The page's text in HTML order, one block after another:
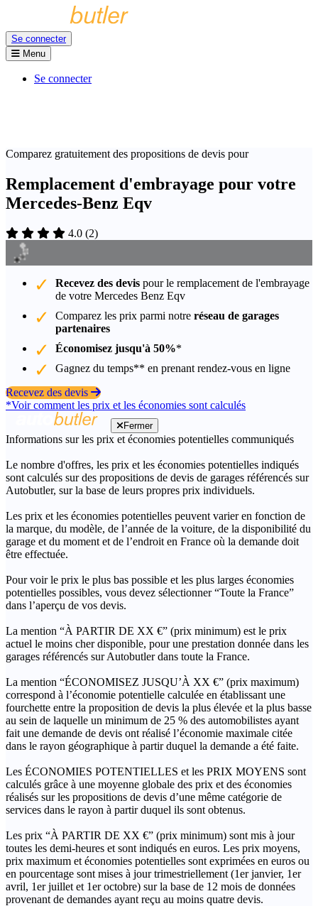
Se connecter
Menu
Se connecter
Comparez gratuitement des propositions de devis pour
Remplacement d'embrayage pour votre
Mercedes-Benz Eqv
4.0 (2)
Recevez des devis pour le remplacement de l'embrayage
de votre Mercedes Benz Eqv
Comparez les prix parmi notre réseau de garages
partenaires
Économisez jusqu'à 50%*
Gagnez du temps** en prenant rendez-vous en ligne
Recevez des devis
*Voir comment les prix et les économies sont calculés
Fermer
Informations sur les prix et économies potentielles communiqués
Le nombre d'offres, les prix et les économies potentielles indiqués
sont calculés sur des propositions de devis de garages référencés sur
Autobutler, sur la base de leurs propres prix individuels.
Les prix et les économies potentielles peuvent varier en fonction de
la marque, du modèle, de l’année de la voiture, de la disponibilité du
garage et du moment et de l’endroit en France où la demande doit
être effectuée.
Pour voir le prix le plus bas possible et les plus larges économies
potentielles possibles, vous devez sélectionner “Toute la France”
dans l’aperçu de vos devis.
La mention “À PARTIR DE XX €” (prix minimum) est le prix
actuel le moins cher disponible, pour une prestation donnée dans les
garages référencés sur Autobutler dans toute la France.
La mention “ÉCONOMISEZ JUSQU’À XX €” (prix maximum)
correspond à l’économie potentielle calculée en établissant une
fourchette entre la proposition de devis la plus élevée et la plus basse
au sein de laquelle un minimum de 25 % des automobilistes ayant
fait une demande de devis ont réalisé l’économie maximale citée
dans le rayon géographique à partir duquel la demande a été faite.
Les ÉCONOMIES POTENTIELLES et les PRIX MOYENS sont
calculés grâce à une moyenne globale des prix et des économies
réalisés sur les propositions de devis d’une même catégorie de
services dans le rayon à partir duquel ils sont obtenus.
Les prix “À PARTIR DE XX €” (prix minimum) sont mis à jour
toutes les demi-heures et sont indiqués en euros. Les prix moyens,
prix maximum et économies potentielles sont exprimées en euros ou
en pourcentage sont mises à jour trimestriellement (1er janvier, 1er
avril, 1er juillet et 1er octobre) sur la base de 12 mois de données
provenant de demandes ayant reçu au moins quatre devis.